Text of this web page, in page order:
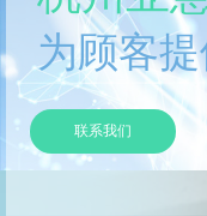
为顾客
联系我们